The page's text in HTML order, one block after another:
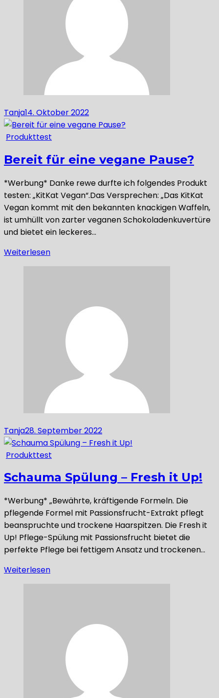
Tanja14. Oktober 2022
Produkttest
Bereit für eine vegane Pause?
*Werbung* Danke rewe durfte ich folgendes Produkt
testen: „KitKat Vegan“.Das Versprechen: „Das KitKat
Vegan kommt mit den bekannten knackigen Waffeln,
ist umhüllt von zarter veganen Schokoladenkuvertüre
und bietet ein leckeres…
Weiterlesen
Tanja28. September 2022
Produkttest
Schauma Spülung – Fresh it Up!
*Werbung* „Bewährte, kräftigende Formeln. Die
pflegende Formel mit Passionsfrucht-Extrakt pflegt
beanspruchte und trockene Haarspitzen. Die Fresh it
Up! Pflege-Spülung mit Passionsfrucht bietet die
perfekte Pflege bei fettigem Ansatz und trockenen…
Weiterlesen